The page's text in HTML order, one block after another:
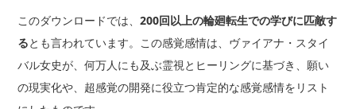
このダウンロードでは、 200回以上の輪廻転生での学びに匹敵す
るとも言われています。この感覚感情は、ヴァイアナ・スタイ
バル女史が、何万人にも及ぶ霊視とヒーリングに基づき、願い
の現実化や、超感覚の開発に役立つ肯定的な感覚感情をリスト